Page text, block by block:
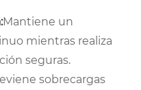
Mantiene un
mientras realiza
seguras.
sobrecargas